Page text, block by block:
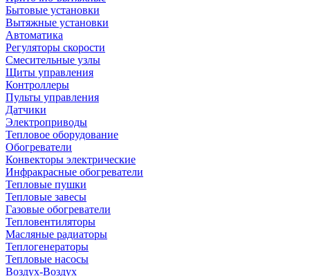
Бытовые установки
Вытяжные установки
Автоматика
Регуляторы скорости
Смесительные узлы
Щиты управления
Контроллеры
Пульты управления
Датчики
Электроприводы
Тепловое оборудование
Обогреватели
Конвекторы электрические
Инфракрасные обогреватели
Тепловые пушки
Тепловые завесы
Газовые обогреватели
Тепловентиляторы
Масляные радиаторы
Теплогенераторы
Тепловые насосы
Воздух-Воздух